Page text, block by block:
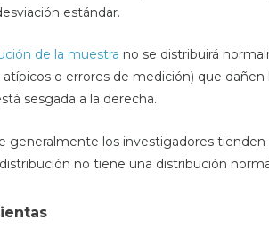
estándar.
de la muestra no se distribuirá
o errores de medición) que
sesgada a la derecha.
generalmente los investigadores
no tiene una distribución